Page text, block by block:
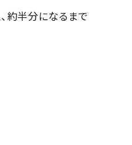
約半分になるまで